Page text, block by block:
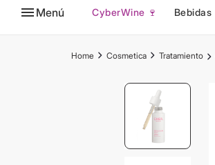
Menú CyberWine 🍷 Bebidas
Cosmetica Tratamiento